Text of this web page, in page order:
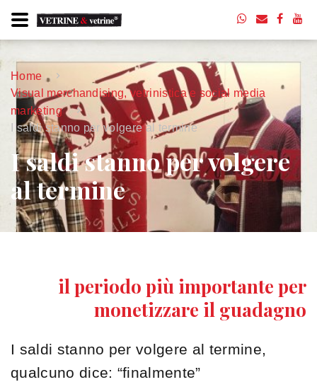
Home
Visual merchandising, vetrinistica e social media
marketing
I saldi stanno per volgere al termine
I saldi stanno per volgere
al termine
il periodo più importante per
monetizzare il guadagno
I saldi stanno per volgere al termine,
qualcuno dice: “finalmente”